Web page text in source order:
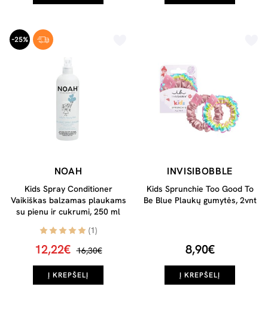
-25%
NOAH
Kids Spray Conditioner
Vaikiškas balzamas plaukams
su pienu ir cukrumi, 250 ml
(1)
12,22€ 16,30€
Į KREPŠELĮ
INVISIBOBBLE
Kids Sprunchie Too Good To
Be Blue Plaukų gumytės, 2vnt
8,90€
Į KREPŠELĮ